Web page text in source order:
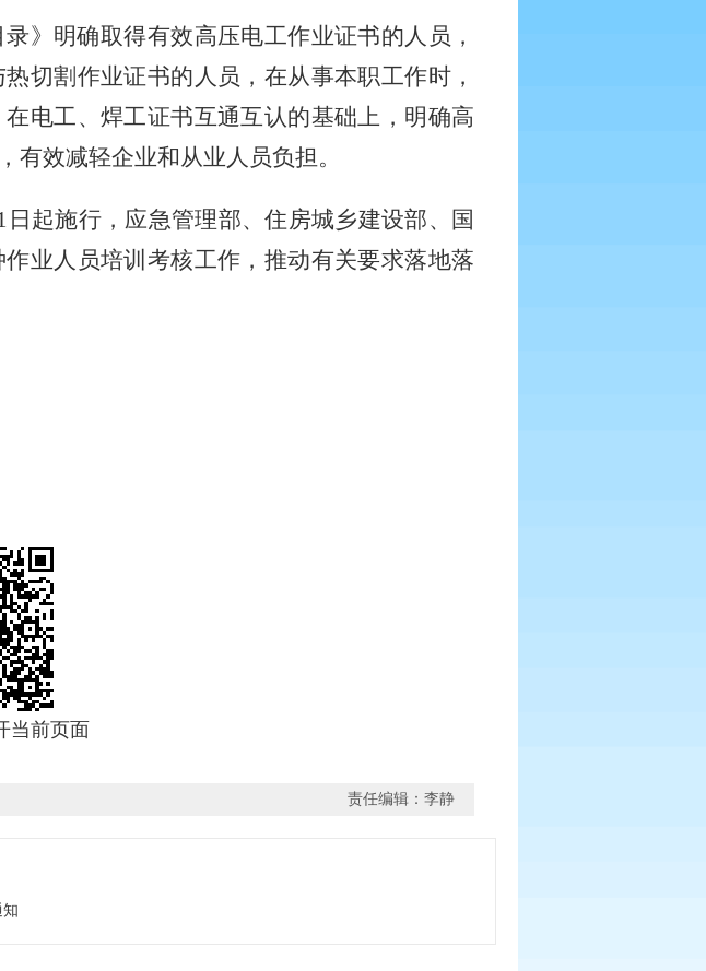
》明确取得有效高压电工作业证书的人员，
切割作业证书的人员，在从事本职工作时，
电工、焊工证书互通互认的基础上，明确高
效减轻企业和从业人员负担。
日起施行，应急管理部、住房城乡建设部、国
业人员培训考核工作，推动有关要求落地落
当前页面
责任编辑：李静